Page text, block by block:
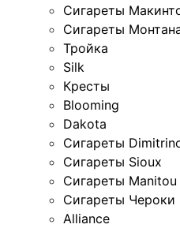
Сигареты
Сигареты
Тройка
Silk
Кресты
Blooming
Dakota
Сигареты
Сигареты Sioux
Сигареты Manitou
Сигареты Чероки
Alliance